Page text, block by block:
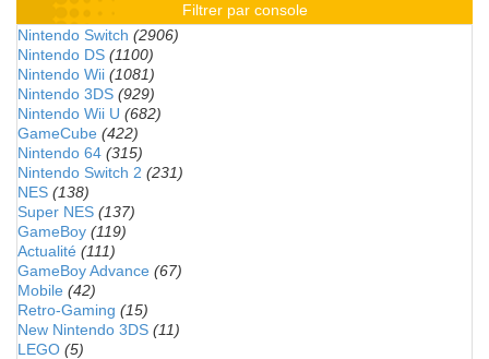
Filtrer par console
Nintendo Switch (2906)
Nintendo DS (1100)
Nintendo Wii (1081)
Nintendo 3DS (929)
Nintendo Wii U (682)
GameCube (422)
Nintendo 64 (315)
Nintendo Switch 2 (231)
NES (138)
Super NES (137)
GameBoy (119)
Actualité (111)
GameBoy Advance (67)
Mobile (42)
Retro-Gaming (15)
New Nintendo 3DS (11)
LEGO (5)